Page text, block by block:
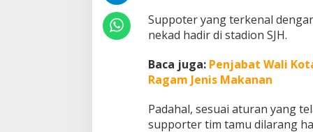
o
r
t
r
T
m
u
Suppoter yang terkenal
nekad hadir di stadion SJH.
Baca juga: Penjabat Wali
Ragam Jenis Makanan
Padahal, sesuai aturan yang
supporter tim tamu dilarang